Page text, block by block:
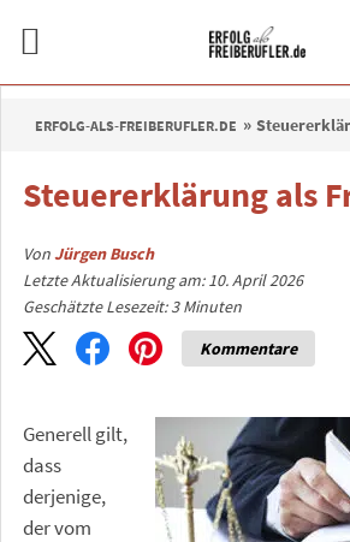
ERFOLG-ALS-FREIBERUFLER.DE
Steuererklärung als
VonJürgen Busch
Letzte Aktualisierung am: 10. April 2026
Geschätzte Lesezeit:3 Minuten
Kommentare
Generell gilt,
dass
derjenige,
der vom